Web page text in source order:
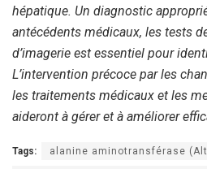
hépatique. Un diagnostic
antécédents médicaux, les tests
d’imagerie est essentiel pour
L’intervention précoce par les
les traitements médicaux et les
aideront à gérer et à améliorer
Tags: alanine aminotransférase